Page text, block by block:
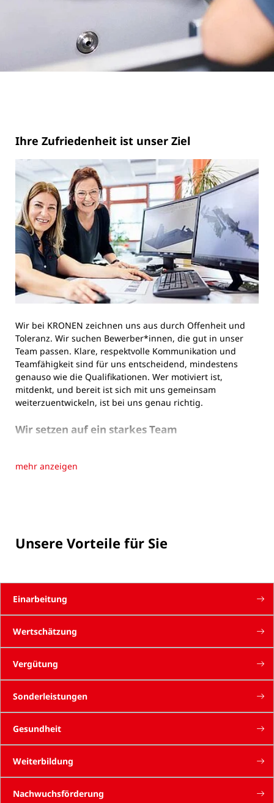
Ihre Zufriedenheit ist unser Ziel
Wir bei KRONEN zeichnen uns aus durch Offenheit und
Toleranz. Wir suchen Bewerber*innen, die gut in unser
Team passen. Klare, respektvolle Kommunikation und
Teamfähigkeit sind für uns entscheidend, mindestens
genauso wie die Qualifikationen. Wer motiviert ist,
mitdenkt, und bereit ist sich mit uns gemeinsam
weiterzuentwickeln, ist bei uns genau richtig.
Wir setzen auf ein starkes Team
möchten, dass unsere Mitarbeitenden lange erfolgreich
mehr anzeigen
Unsere Vorteile für Sie
Einarbeitung
Wertschätzung
Vergütung
Sonderleistungen
Gesundheit
Weiterbildung
Nachwuchsförderung